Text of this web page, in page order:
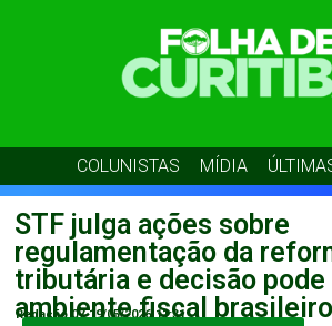
COLUNISTAS MÍDIA
STF julga ações sobre
regulamentação da
tributária e decisão
ambiente fiscal brasileiro
Redação 07 19/05/2026 11:31